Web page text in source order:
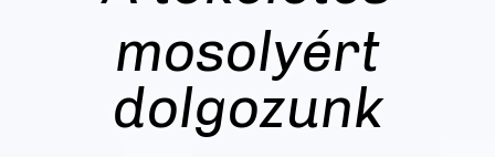
mosolyért
dolgozunk